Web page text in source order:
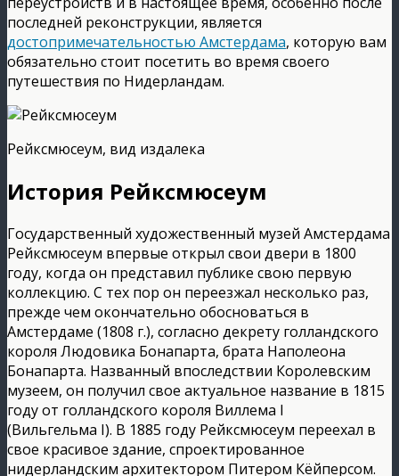
последней реконструкции, является
достопримечательностью Амстердама, которую вам
обязательно стоит посетить во время своего
путешествия по Нидерландам.
Рейксмюсеум, вид издалека
История Рейксмюсеум
Государственный художественный музей Амстердама
Рейксмюсеум впервые открыл свои двери в 1800
году, когда он представил публике свою первую
коллекцию. С тех пор он переезжал несколько раз,
прежде чем окончательно обосноваться в
Амстердаме (1808 г.), согласно декрету голландского
короля Людовика Бонапарта, брата Наполеона
Бонапарта. Названный впоследствии Королевским
музеем, он получил свое актуальное название в 1815
году от голландского короля Виллема I
(Вильгельма I). В 1885 году Рейксмюсеум переехал в
свое красивое здание, спроектированное
нидерландским архитектором Питером Кёйперсом.